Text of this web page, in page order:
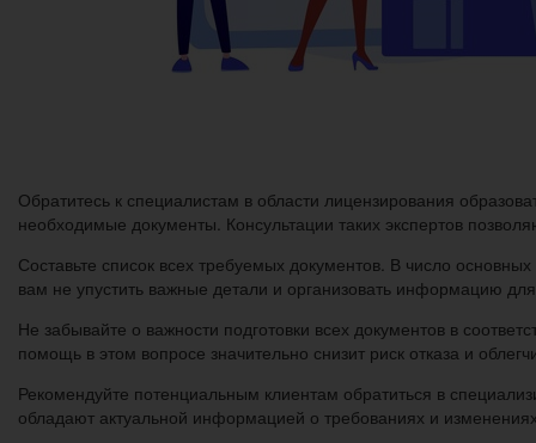
Обратитесь к специалистам в области лицензирования
необходимые документы. Консультации таких экспертов
Составьте список всех требуемых документов. В число
вам не упустить важные детали и организовать информацию
Не забывайте о важности подготовки всех документов в
помощь в этом вопросе значительно снизит риск отказа и
Рекомендуйте потенциальным клиентам обратиться в
обладают актуальной информацией о требованиях и